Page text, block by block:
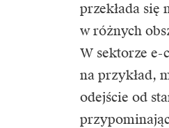
przekłada się
w różnych
W sektorze e-
na przykład,
odejście od